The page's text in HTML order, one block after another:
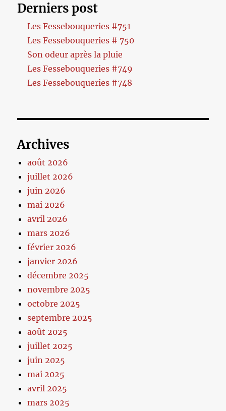
Derniers post
Les Fessebouqueries #751
Les Fessebouqueries # 750
Son odeur après la pluie
Les Fessebouqueries #749
Les Fessebouqueries #748
Archives
août 2026
juillet 2026
juin 2026
mai 2026
avril 2026
mars 2026
février 2026
janvier 2026
décembre 2025
novembre 2025
octobre 2025
septembre 2025
août 2025
juillet 2025
juin 2025
mai 2025
avril 2025
mars 2025